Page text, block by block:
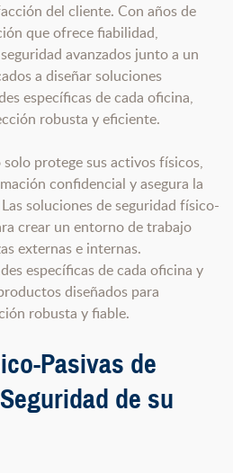
del cliente. Con años de
que ofrece fiabilidad,
avanzados junto a un
a diseñar soluciones
específicas de cada oficina,
robusta y eficiente.
protege sus activos físicos,
confidencial y asegura la
soluciones de seguridad físico-
crear un entorno de trabajo
externas e internas.
específicas de cada oficina y
diseñados para
robusta y fiable.
Pasivas de
de su